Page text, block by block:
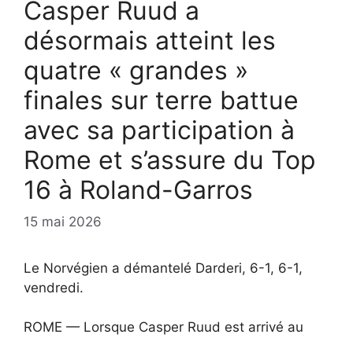
Casper Ruud a
désormais atteint les
quatre « grandes »
finales sur terre battue
avec sa participation à
Rome et s’assure du Top
16 à Roland-Garros
15 mai 2026
Le Norvégien a démantelé Darderi, 6-1, 6-1,
vendredi.
ROME — Lorsque Casper Ruud est arrivé au